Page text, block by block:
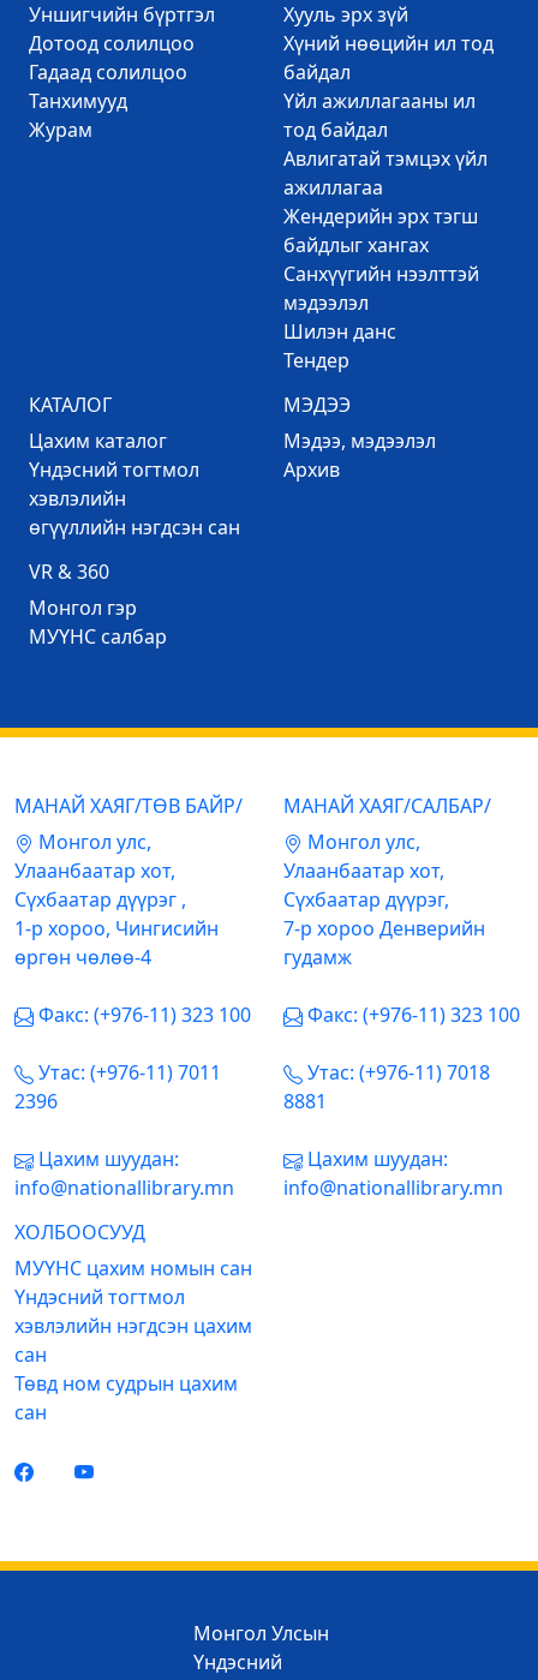
Уншигчийн бүртгэл
Дотоод солилцоо
Гадаад солилцоо
Танхимууд
Журам
Хууль эрх зүй
Хүний нөөцийн ил тод
байдал
Үйл ажиллагааны ил
тод байдал
Авлигатай тэмцэх үйл
ажиллагаа
Жендерийн эрх тэгш
байдлыг хангах
Санхүүгийн нээлттэй
мэдээлэл
Шилэн данс
Тендер
КАТАЛОГ
Цахим каталог
Үндэсний тогтмол
хэвлэлийн
өгүүллийн нэгдсэн сан
МЭДЭЭ
Mэдээ, мэдээлэл
Архив
VR & 360
Mонгол гэр
МУҮНС салбар
МАНАЙ ХАЯГ/ТӨВ БАЙР/
Mонгол улс,
Улаанбаатар хот,
Сүхбаатар дүүрэг ,
1-р хороо, Чингисийн
өргөн чөлөө-4
Факс: (+976-11) 323 100
Утас: (+976-11) 7011
2396
Цахим шуудан:
info@nationallibrary.mn
МАНАЙ ХАЯГ/САЛБАР/
Mонгол улс,
Улаанбаатар хот,
Сүхбаатар дүүрэг,
7-р хороо Денверийн
гудамж
Факс: (+976-11) 323 100
Утас: (+976-11) 7018
8881
Цахим шуудан:
info@nationallibrary.mn
ХОЛБООСУУД
МУҮНС цахим номын сан
Үндэсний тогтмол
хэвлэлийн нэгдсэн цахим
сан
Төвд ном судрын цахим
сан
Монгол Улсын
Үндэсний